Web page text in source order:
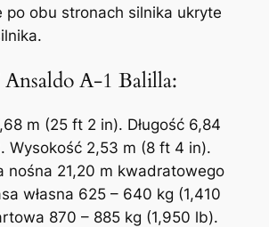
po obu stronach silnika ukryte
A-1 Balilla:
m (25 ft 2 in). Długość 6,84
Wysokość 2,53 m (8 ft 4 in).
nośna 21,20 m kwadratowego
własna 625 – 640 kg (1,410
870 – 885 kg (1,950 lb).